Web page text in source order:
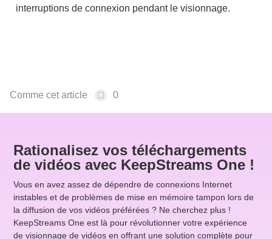
interruptions de connexion pendant le visionnage.
Comme cet article 0
Rationalisez vos téléchargements
de vidéos avec KeepStreams One !
Vous en avez assez de dépendre de connexions Internet
instables et de problèmes de mise en mémoire tampon lors de
la diffusion de vos vidéos préférées ? Ne cherchez plus !
KeepStreams One est là pour révolutionner votre expérience
de visionnage de vidéos en offrant une solution complète pour